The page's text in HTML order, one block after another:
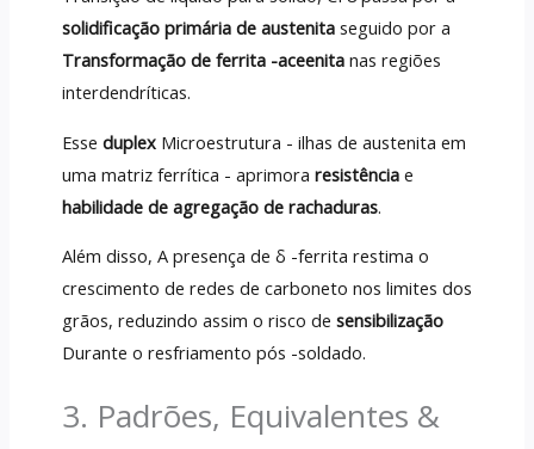
solidificação primária de austenitaseguido por a
Transformação de ferrita -aceenitanas regiões
interdendríticas.
Esse duplexMicroestrutura - ilhas de austenita em
uma matriz ferrítica - aprimora resistênciae
habilidade de agregação de rachaduras.
Além disso, A presença de δ -ferrita restima o
crescimento de redes de carboneto nos limites dos
grãos, reduzindo assim o risco de sensibilização
Durante o resfriamento pós -soldado.
3. Padrões, Equivalentes &